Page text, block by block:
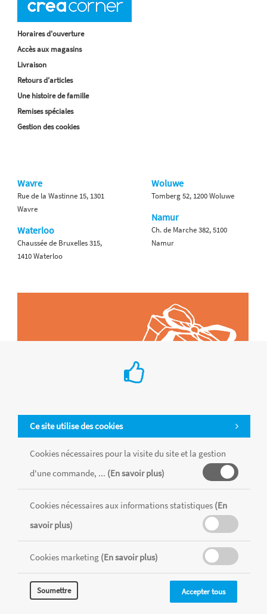
Ce site utilise des cookies
Cookies nécessaires pour la visite du site et la gestion
d'une commande, ... (En savoir plus)
Cookies nécessaires aux informations statistiques (En
savoir plus)
Cookies marketing (En savoir plus)
Soumettre Accepter tous
Horaires d'ouverture
Accès aux magasins
Livraison
Retours d'articles
Une histoire de famille
Remises spéciales
Gestion des cookies
Wavre
Rue de la Wastinne 15, 1301
Wavre
Waterloo
Chaussée de Bruxelles 315,
1410 Waterloo
Woluwe
Tomberg 52, 1200 Woluwe
Namur
Ch. de Marche 382, 5100
Namur
Tous les produits sont vendus dans la limite des stocks disponibles de
chaque magasin, toutes taxes comprises.
MENTIONS LÉGALES CONDITIONS GÉNÉRALES
RÉALISÉ AVEC MERCATOR